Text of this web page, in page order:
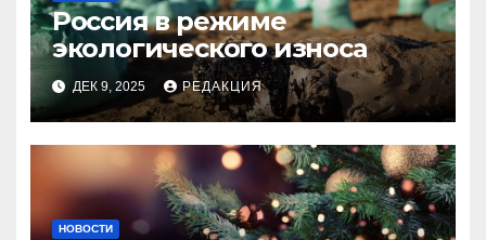
Россия в режиме
экологического износа
ДЕК 9, 2025 РЕДАКЦИЯ
НОВОСТИ